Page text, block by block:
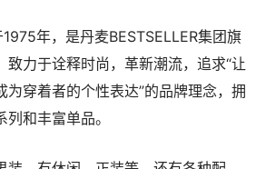
年，是丹麦BESTSELLER集团旗
致力于诠释时尚，革新潮流，追求“让
为穿着者的个性表达”的品牌理念，拥
和丰富单品。